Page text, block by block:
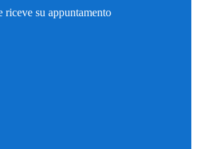
riceve su appuntamento